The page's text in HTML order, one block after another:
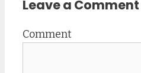
Leave a Comment
Comment